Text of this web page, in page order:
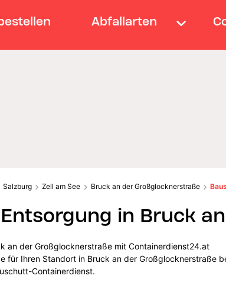
Abfallarten
Salzburg Zell am See Bruck an der Großglocknerstraße
in Bruck
an der Großglocknerstraße mit Containerdienst24.at
für Ihren Standort in Bruck an der Großglocknerstraße
Containerdienst.